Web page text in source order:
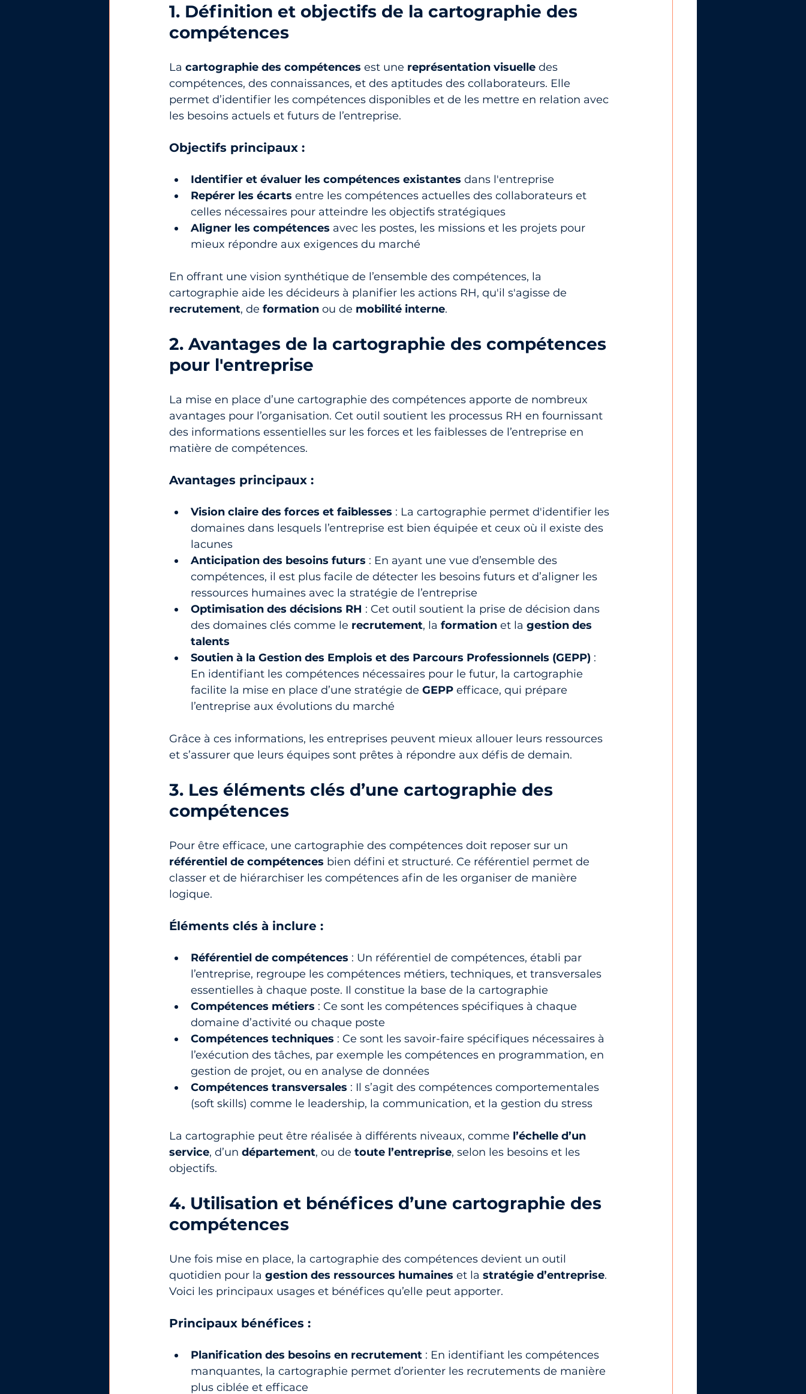
1. Définition et objectifs de la cartographie des
compétences
La cartographie des compétences est une représentation visuelle des
compétences, des connaissances, et des aptitudes des collaborateurs. Elle
permet d’identifier les compétences disponibles et de les mettre en relation avec
les besoins actuels et futurs de l’entreprise.
Objectifs principaux :
Identifier et évaluer les compétences existantes dans l'entreprise
Repérer les écarts entre les compétences actuelles des collaborateurs et
celles nécessaires pour atteindre les objectifs stratégiques
Aligner les compétences avec les postes, les missions et les projets pour
mieux répondre aux exigences du marché
En offrant une vision synthétique de l’ensemble des compétences, la
cartographie aide les décideurs à planifier les actions RH, qu'il s'agisse de
recrutement, de formation ou de mobilité interne.
2. Avantages de la cartographie des compétences
pour l'entreprise
La mise en place d’une cartographie des compétences apporte de nombreux
avantages pour l’organisation. Cet outil soutient les processus RH en fournissant
des informations essentielles sur les forces et les faiblesses de l’entreprise en
matière de compétences.
Avantages principaux :
Vision claire des forces et faiblesses : La cartographie permet d'identifier les
domaines dans lesquels l’entreprise est bien équipée et ceux où il existe des
lacunes
Anticipation des besoins futurs : En ayant une vue d’ensemble des
compétences, il est plus facile de détecter les besoins futurs et d’aligner les
ressources humaines avec la stratégie de l’entreprise
Optimisation des décisions RH : Cet outil soutient la prise de décision dans
des domaines clés comme le recrutement, la formation et la gestion des
talents
Soutien à la Gestion des Emplois et des Parcours Professionnels (GEPP) :
En identifiant les compétences nécessaires pour le futur, la cartographie
facilite la mise en place d’une stratégie de GEPP efficace, qui prépare
l’entreprise aux évolutions du marché
Grâce à ces informations, les entreprises peuvent mieux allouer leurs ressources
et s’assurer que leurs équipes sont prêtes à répondre aux défis de demain.
3. Les éléments clés d’une cartographie des
compétences
Pour être efficace, une cartographie des compétences doit reposer sur un
référentiel de compétences bien défini et structuré. Ce référentiel permet de
classer et de hiérarchiser les compétences afin de les organiser de manière
logique.
Éléments clés à inclure :
Référentiel de compétences : Un référentiel de compétences, établi par
l’entreprise, regroupe les compétences métiers, techniques, et transversales
essentielles à chaque poste. Il constitue la base de la cartographie
Compétences métiers : Ce sont les compétences spécifiques à chaque
domaine d’activité ou chaque poste
Compétences techniques : Ce sont les savoir-faire spécifiques nécessaires à
l’exécution des tâches, par exemple les compétences en programmation, en
gestion de projet, ou en analyse de données
Compétences transversales : Il s’agit des compétences comportementales
(soft skills) comme le leadership, la communication, et la gestion du stress
La cartographie peut être réalisée à différents niveaux, comme l’échelle d’un
service, d’un département, ou de toute l’entreprise, selon les besoins et les
objectifs.
4. Utilisation et bénéfices d’une cartographie des
compétences
Une fois mise en place, la cartographie des compétences devient un outil
quotidien pour la gestion des ressources humaines et la stratégie d’entreprise.
Voici les principaux usages et bénéfices qu’elle peut apporter.
Principaux bénéfices :
Planification des besoins en recrutement : En identifiant les compétences
manquantes, la cartographie permet d’orienter les recrutements de manière
plus ciblée et efficace